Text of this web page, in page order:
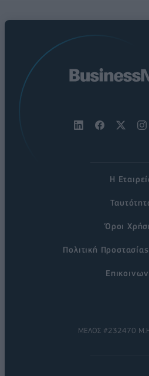
Η
Όροι
Πολιτική
ΜΕΛΟΣ #232470